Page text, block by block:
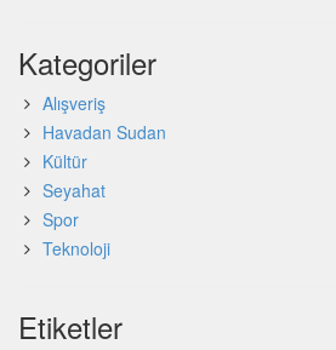
Kategoriler
Alışveriş
Havadan Sudan
Kültür
Seyahat
Spor
Teknoloji
Etiketler